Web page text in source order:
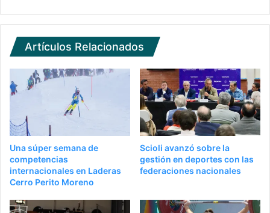
Artículos Relacionados
Una súper semana de
competencias
internacionales en Laderas
Cerro Perito Moreno
Scioli avanzó sobre la
gestión en deportes con las
federaciones nacionales